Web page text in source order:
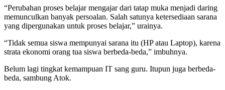
“Perubahan proses belajar mengajar dari tatap muka menjadi daring
memunculkan banyak persoalan. Salah satunya ketersediaan sarana
yang dipergunakan untuk proses belajar,” urainya.
“Tidak semua siswa mempunyai sarana itu (HP atau Laptop), karena
strata ekonomi orang tua siswa berbeda-beda,” imbuhnya.
Belum lagi tingkat kemampuan IT sang guru. Itupun juga berbeda-
beda, sambung Atok.